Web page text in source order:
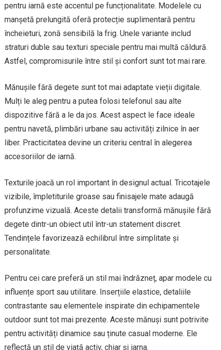
pentru iarnă este accentul pe funcționalitate. Modelele cu
manșetă prelungită oferă protecție suplimentară pentru
încheieturi, zonă sensibilă la frig. Unele variante includ
straturi duble sau texturi speciale pentru mai multă căldură.
Astfel, compromisurile între stil și confort sunt tot mai rare.
Mănușile fără degete sunt tot mai adaptate vieții digitale.
Mulți le aleg pentru a putea folosi telefonul sau alte
dispozitive fără a le da jos. Acest aspect le face ideale
pentru navetă, plimbări urbane sau activități zilnice în aer
liber. Practicitatea devine un criteriu central în alegerea
accesoriilor de iarnă.
Texturile joacă un rol important în designul actual. Tricotajele
vizibile, împletiturile groase sau finisajele mate adaugă
profunzime vizuală. Aceste detalii transformă mănușile fără
degete dintr-un obiect util într-un statement discret.
Tendințele favorizează echilibrul între simplitate și
personalitate.
Pentru cei care preferă un stil mai îndrăzneț, apar modele cu
influențe sport sau utilitare. Inserțiile elastice, detaliile
contrastante sau elementele inspirate din echipamentele
outdoor sunt tot mai prezente. Aceste mănuși sunt potrivite
pentru activități dinamice sau ținute casual moderne. Ele
reflectă un stil de viață activ, chiar și iarna.